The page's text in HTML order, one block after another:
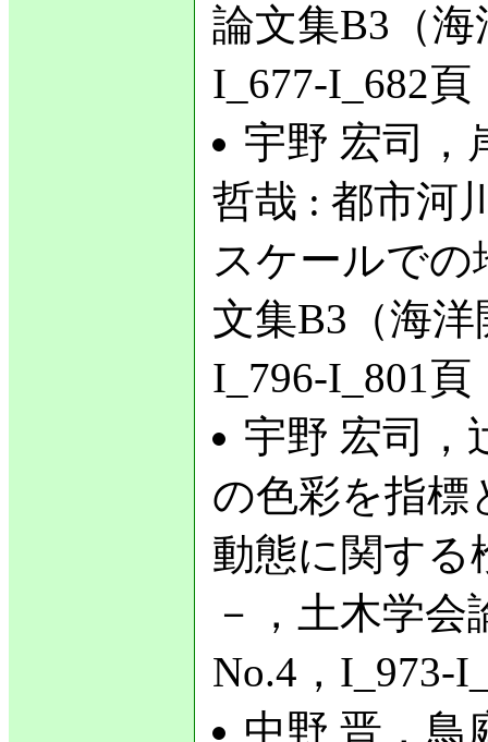
論文集B3（海
I_677-I_682頁
宇野 宏司，
哲哉 : 都市河
スケールでの
文集B3（海
I_796-I_801頁
宇野 宏司，
の色彩を指標
動態に関する
－，土木学
No.4，I_973-
中野 晋，鳥